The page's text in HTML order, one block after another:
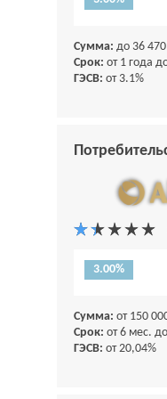
Сумма: до 36 470
Срок: от 1 года
ГЭСВ: от 3.1%
3.00%
Сумма: от 150
Срок: от 6 мес.
ГЭСВ: от 20,04%